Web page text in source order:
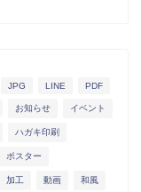
JPG LINE PDF
お知らせ イベント
ハガキ印刷
ポスター
加工 動画 和風